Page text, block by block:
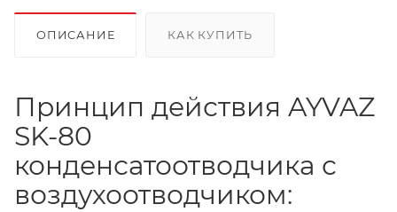
ОПИСАНИЕ КАК КУПИТЬ
Принцип действия AYVAZ
SK-80
конденсатоотводчика с
воздухоотводчиком: